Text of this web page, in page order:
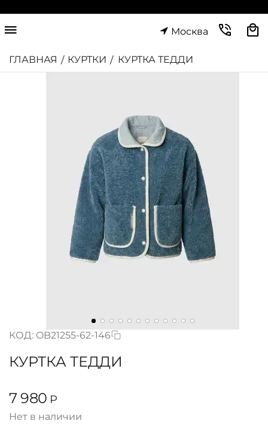
Москва
ГЛАВНАЯ / КУРТКИ / КУРТКА ТЕДДИ
КОД: OB21255-62-146
КУРТКА ТЕДДИ
7 980 Р
Нет в наличии